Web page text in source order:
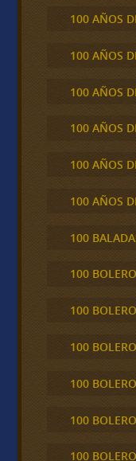
100 AÑOS
100 AÑOS
100 AÑOS
100 AÑOS
100 AÑOS
100 AÑOS
100
100
100
100
100
100
100